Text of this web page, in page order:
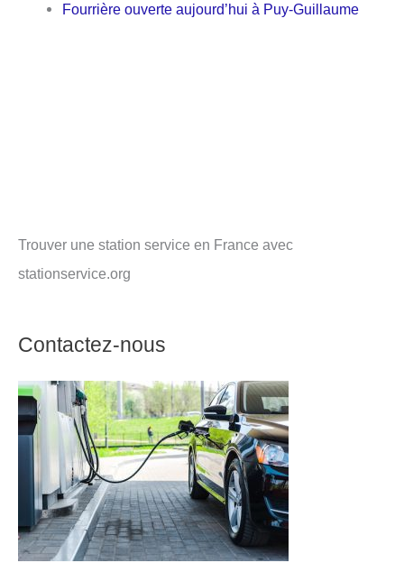
Fourrière ouverte aujourd’hui à Puy-Guillaume
Trouver une station service en France avec
stationservice.org
Contactez-nous